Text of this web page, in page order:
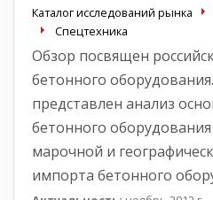
Каталог исследований рынка
Спецтехника
Обзор посвящен
бетонного
представлен анализ
бетонного
марочной и
импорта бетонного